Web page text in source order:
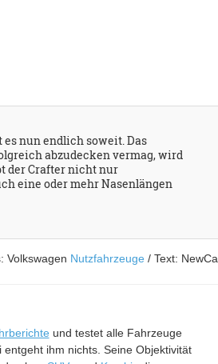
nun endlich soweit. Das
abzudecken vermag, wird
der Crafter nicht nur
eine oder mehr Nasenlängen
Volkswagen Nutzfahrzeuge / Text:
und testet alle Fahrzeuge
ihm nichts. Seine Objektivität